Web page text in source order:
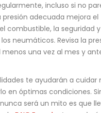
incluso si no
presión adecuada mejora el
combustible, la seguridad
neumáticos. Revisa la
una vez al mes y
te ayudarán a cuidar
en óptimas condiciones.
será un mito es que